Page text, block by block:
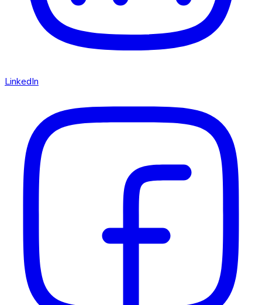
LinkedIn